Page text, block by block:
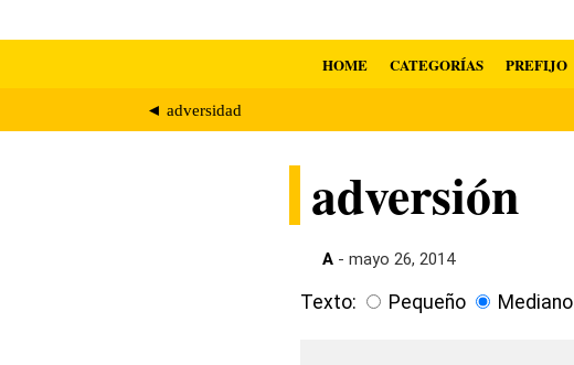
HOME CATEGORÍAS PREFIJO
◄ adversidad
adversión
A - mayo 26, 2014
Texto: Pequeño Mediano